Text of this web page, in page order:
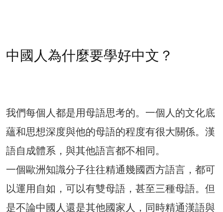
中國人為什麼要學好中文？
我們每個人都是用母語思考的。一個人的文化底
蘊和思想深度與他的母語的程度有很大關係。漢
語自成體系，與其他語言都不相同。
一個歐洲知識分子往往精通幾國西方語言，都可
以運用自如，可以有雙母語，甚至三種母語。但
是不論中國人還是其他國家人，同時精通漢語與